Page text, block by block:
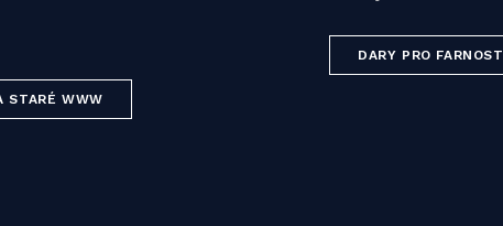
STARÉ WWW
DARY PRO FARNOST